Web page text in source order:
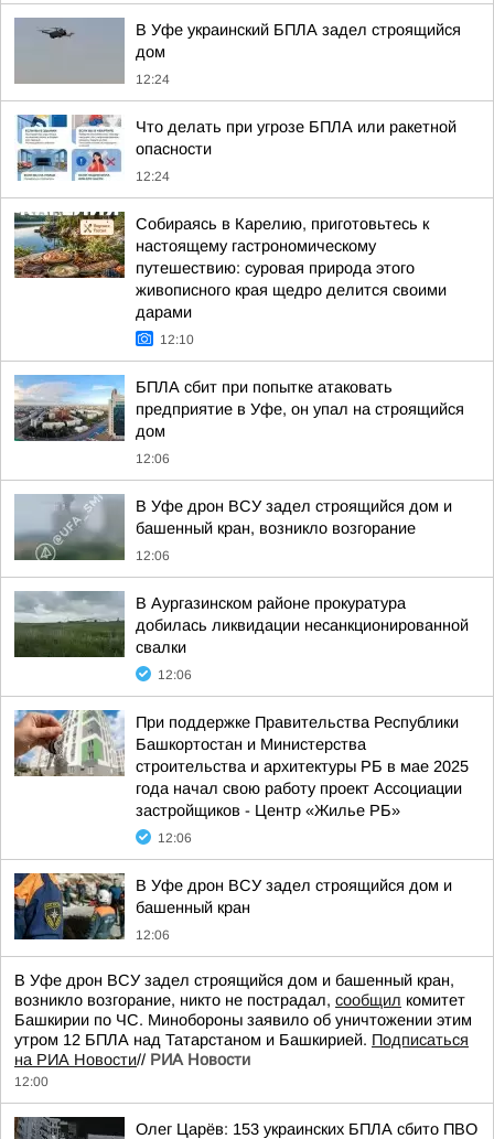
В Уфе украинский БПЛА задел строящийся
дом
12:24
Что делать при угрозе БПЛА или ракетной
опасности
12:24
Собираясь в Карелию, приготовьтесь к
настоящему гастрономическому
путешествию: суровая природа этого
живописного края щедро делится своими
дарами
12:10
БПЛА сбит при попытке атаковать
предприятие в Уфе, он упал на строящийся
дом
12:06
В Уфе дрон ВСУ задел строящийся дом и
башенный кран, возникло возгорание
12:06
В Аургазинском районе прокуратура
добилась ликвидации несанкционированной
свалки
12:06
При поддержке Правительства Республики
Башкортостан и Министерства
строительства и архитектуры РБ в мае 2025
года начал свою работу проект Ассоциации
застройщиков - Центр «Жилье РБ»
12:06
В Уфе дрон ВСУ задел строящийся дом и
башенный кран
12:06
В Уфе дрон ВСУ задел строящийся дом и башенный кран,
возникло возгорание, никто не пострадал, сообщил комитет
Башкирии по ЧС. Минобороны заявило об уничтожении этим
утром 12 БПЛА над Татарстаном и Башкирией. Подписаться
на РИА Новости// РИА Новости
12:00
Олег Царёв: 153 украинских БПЛА сбито ПВО